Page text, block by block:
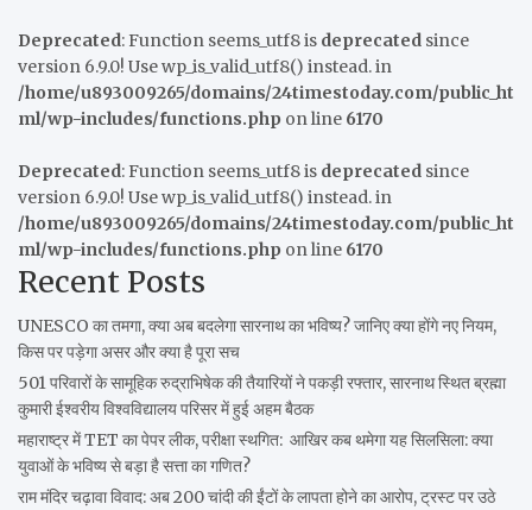
Deprecated: Function seems_utf8 is deprecated since
version 6.9.0! Use wp_is_valid_utf8() instead. in
/home/u893009265/domains/24timestoday.com/public_ht
ml/wp-includes/functions.php on line 6170
Deprecated: Function seems_utf8 is deprecated since
version 6.9.0! Use wp_is_valid_utf8() instead. in
/home/u893009265/domains/24timestoday.com/public_ht
ml/wp-includes/functions.php on line 6170
Recent Posts
UNESCO का तमगा, क्या अब बदलेगा सारनाथ का भविष्य? जानिए क्या होंगे नए नियम,
किस पर पड़ेगा असर और क्या है पूरा सच
501 परिवारों के सामूहिक रुद्राभिषेक की तैयारियों ने पकड़ी रफ्तार, सारनाथ स्थित ब्रह्मा
कुमारी ईश्वरीय विश्वविद्यालय परिसर में हुई अहम बैठक
महाराष्ट्र में TET का पेपर लीक, परीक्षा स्थगित: आखिर कब थमेगा यह सिलसिला: क्या
युवाओं के भविष्य से बड़ा है सत्ता का गणित?
राम मंदिर चढ़ावा विवाद: अब 200 चांदी की ईंटों के लापता होने का आरोप, ट्रस्ट पर उठे